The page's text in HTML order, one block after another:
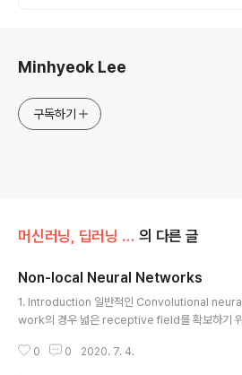
Minhyeok Lee
구독하기
머신러닝, 딥러닝 공부 의 다른 글
Non-local Neural Networks
1. Introduction 일반적인 Convolutional
work의 경우 넓은 receptive field를 확보하기
하는 영상의 크기를 줄인다. 하지만 이러한 방식은
0 0 2020. 7. 4.